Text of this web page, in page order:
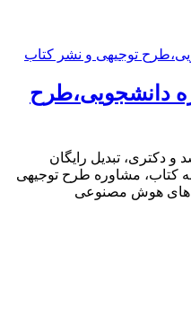
دانشجویی،طرح
و دکتری، تبدیل رایگان
به کتاب، مشاوره طرح توجیهی
های هوش مصنوعی